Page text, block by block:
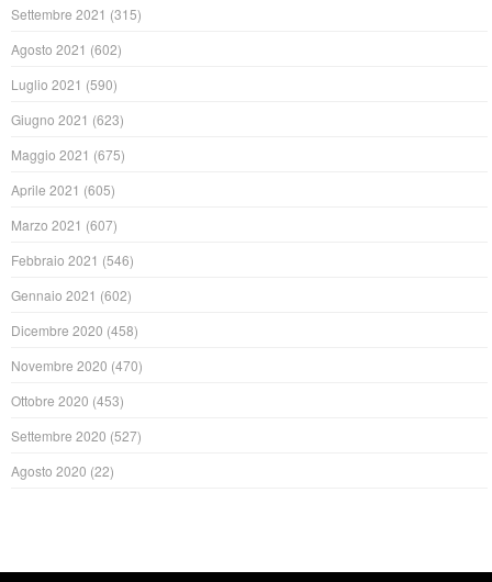
Settembre 2021 (315)
Agosto 2021 (602)
Luglio 2021 (590)
Giugno 2021 (623)
Maggio 2021 (675)
Aprile 2021 (605)
Marzo 2021 (607)
Febbraio 2021 (546)
Gennaio 2021 (602)
Dicembre 2020 (458)
Novembre 2020 (470)
Ottobre 2020 (453)
Settembre 2020 (527)
Agosto 2020 (22)